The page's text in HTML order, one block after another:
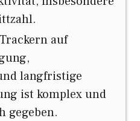
auf
langfristige
ist komplex und
gegeben.